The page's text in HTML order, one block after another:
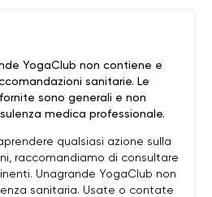
YogaClub non contiene e
sanitarie. Le
sono generali e non
medica professionale.
qualsiasi azione sulla
raccomandiamo di consultare
Unagrande YogaClub non
sanitaria. Usate o contate